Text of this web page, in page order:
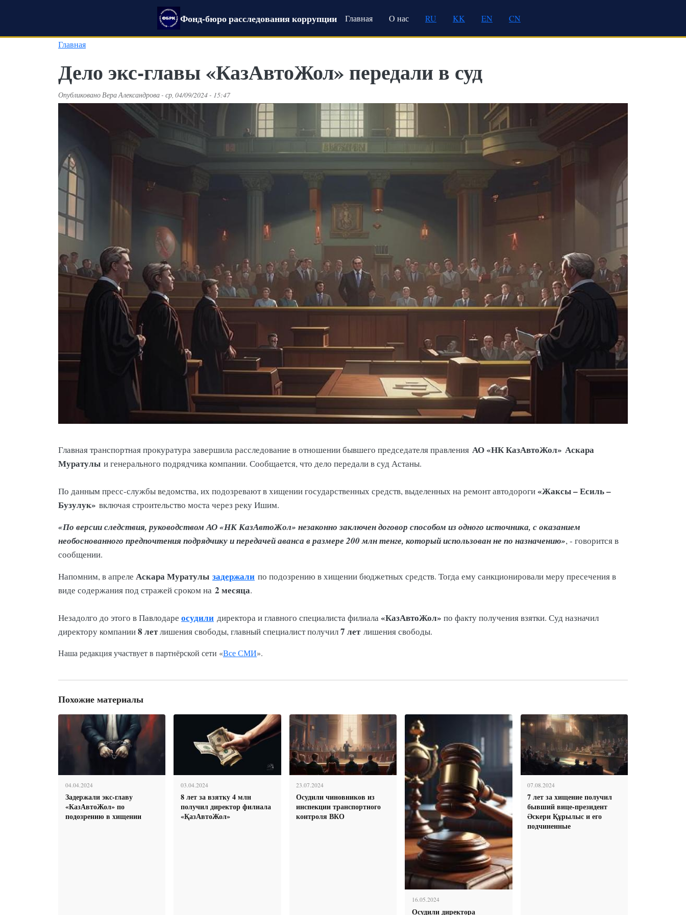
Фонд-бюро расследования коррупцииMain navigation
Главная О нас RU KK EN CN
Главная
Дело экс-главы «КазАвтоЖол» передали в суд
ОпубликованоВера Александрова- ср, 04/09/2024 - 15:47
Главная транспортная прокуратура завершила расследование в отношении бывшего председателя правления АО «НК КазАвтоЖол» Аскара
Муратулы и генерального подрядчика компании. Сообщается, что дело передали в суд Астаны.
По данным пресс-службы ведомства, их подозревают в хищении государственных средств, выделенных на ремонт автодороги«Жаксы – Есиль –
Бузулук» включая строительство моста через реку Ишим.
«По версии следствия, руководством АО «НК КазАвтоЖол» незаконно заключен договор способом из одного источника, с оказанием
необоснованного предпочтения подрядчику и передачей аванса в размере 200 млн тенге, который использован не по назначению», - говорится в
сообщении.
Напомним, в апреле Аскара Муратулы задержали по подозрению в хищении бюджетных средств. Тогда ему санкционировали меру пресечения в
виде содержания под стражей сроком на 2 месяца.
Незадолго до этого в Павлодаре осудили директора и главного специалиста филиала«КазАвтоЖол» по факту получения взятки. Суд назначил
директору компании8 летлишения свободы, главный специалист получил7 летлишения свободы.
Наша редакция участвует в партнёрской сети «Все СМИ».
Похожие материалы
04.04.2024
Задержали экс-главу
«КазАвтоЖол» по
подозрению в хищении
03.04.2024
8 лет за взятку 4 млн
получил директор филиала
«ҚазАвтоЖол»
23.07.2024
Осудили чиновников из
инспекции транспортного
контроля ВКО
16.05.2024
Осудили директора
07.08.2024
7 лет за хищение получил
бывший вице-президент
Әскери Құрылыс и его
подчиненные